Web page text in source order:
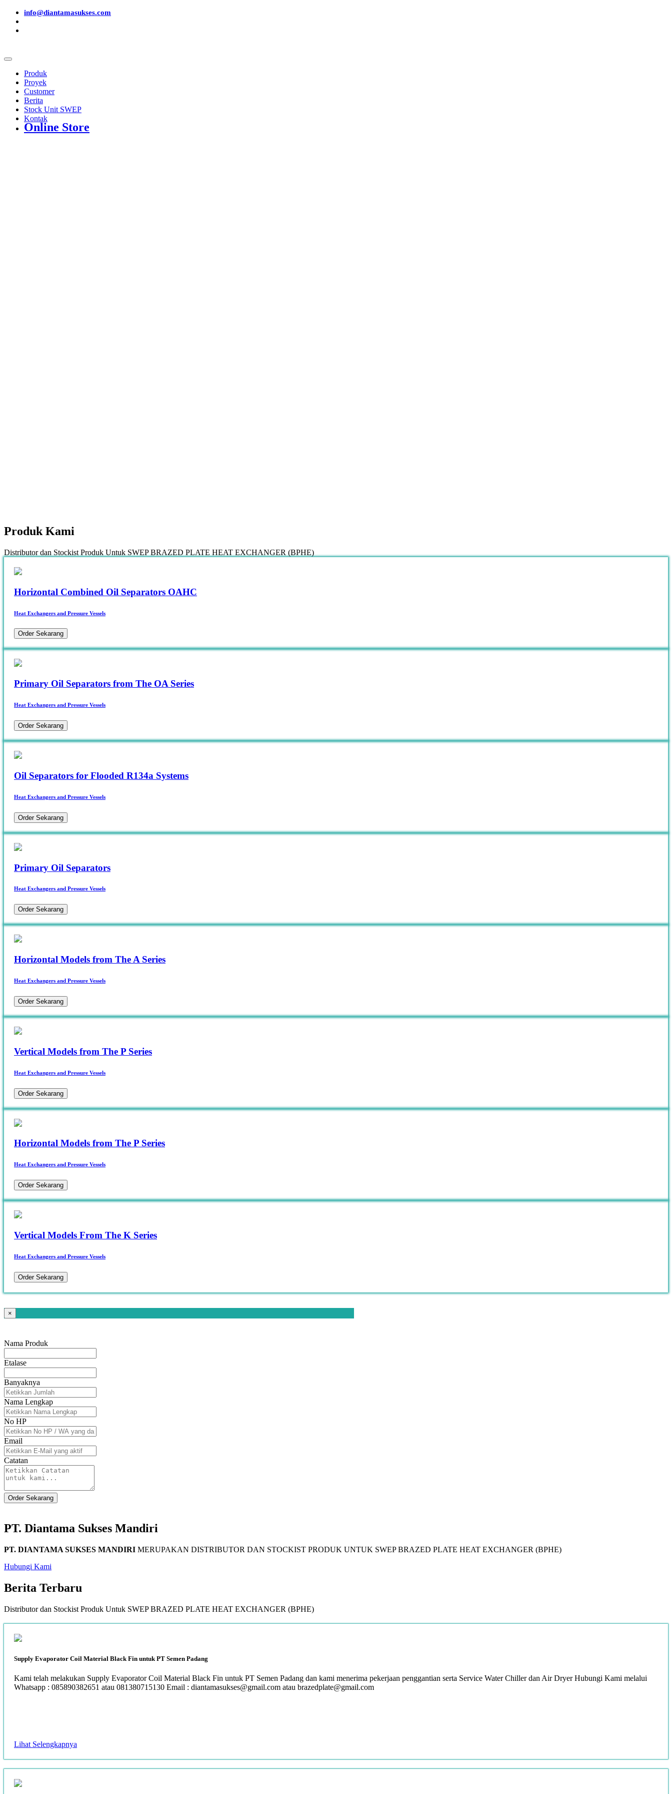
info@diantamasukses.com
Produk
Proyek
Customer
Berita
Stock Unit SWEP
Kontak
Online Store
Produk Kami
Distributor dan Stockist Produk Untuk SWEP BRAZED PLATE HEAT EXCHANGER (BPHE)
Horizontal Combined Oil Separators OAHC
Heat Exchangers and Pressure Vessels
Order Sekarang
Primary Oil Separators from The OA Series
Heat Exchangers and Pressure Vessels
Order Sekarang
Oil Separators for Flooded R134a Systems
Heat Exchangers and Pressure Vessels
Order Sekarang
Primary Oil Separators
Heat Exchangers and Pressure Vessels
Order Sekarang
Horizontal Models from The A Series
Heat Exchangers and Pressure Vessels
Order Sekarang
Vertical Models from The P Series
Heat Exchangers and Pressure Vessels
Order Sekarang
Horizontal Models from The P Series
Heat Exchangers and Pressure Vessels
Order Sekarang
Vertical Models From The K Series
Heat Exchangers and Pressure Vessels
Order Sekarang
×
Nama Produk
Etalase
Banyaknya
Nama Lengkap
No HP
Email
Catatan
Order Sekarang
PT. Diantama Sukses Mandiri
PT. DIANTAMA SUKSES MANDIRI MERUPAKAN DISTRIBUTOR DAN STOCKIST PRODUK UNTUK SWEP BRAZED PLATE HEAT EXCHANGER (BPHE)
Hubungi Kami
Berita Terbaru
Distributor dan Stockist Produk Untuk SWEP BRAZED PLATE HEAT EXCHANGER (BPHE)
Supply Evaporator Coil Material Black Fin untuk PT Semen Padang
Kami telah melakukan Supply Evaporator Coil Material Black Fin untuk PT Semen Padang dan kami menerima pekerjaan penggantian serta Service Water Chiller dan Air Dryer Hubungi Kami melalui
Whatsapp : 085890382651 atau 081380715130 Email : diantamasukses@gmail.com atau brazedplate@gmail.com
Lihat Selengkapnya